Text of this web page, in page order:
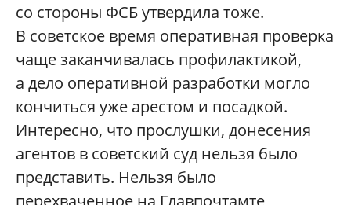
со стороны ФСБ утвердила тоже.
В советское время оперативная проверка
чаще заканчивалась профилактикой,
а дело оперативной разработки могло
кончиться уже арестом и посадкой.
Интересно, что прослушки, донесения
агентов в советский суд нельзя было
представить. Нельзя было
перехваченное на Главпочтамте